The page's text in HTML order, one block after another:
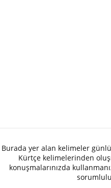
Burada yer alan kelimeler
Kürtçe kelimelerinden
konuşmalarınızda